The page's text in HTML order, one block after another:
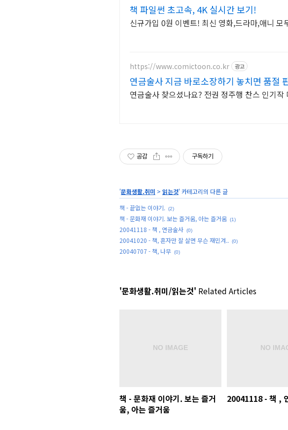
책 파일썬 초고속, 4K 실시간 보기!
신규가입 0원 이벤트! 최신 영화,드라마,애니 모
https://www.comictoon.co.kr 광고
연금술사 지금 바로소장하기 놓치면 품절
연금술사 찾으셨나요? 전권 정주행 찬스 인기작
공감 구독하기
'문화생활.취미 > 읽는것' 카테고리의 다른 글
책 - 끝없는 이야기. (2)
책 - 문화재 이야기. 보는 즐거움, 아는 즐거움 (1)
20041118 - 책 , 연금술사 (0)
20041020 - 책, 혼자만 잘 살면 무슨 재민겨.. (0)
20040707 - 책, 나무 (0)
'문화생활.취미/읽는것' Related Articles
책 - 문화재 이야기. 보는 즐거
움, 아는 즐거움
20041118 - 책 ,